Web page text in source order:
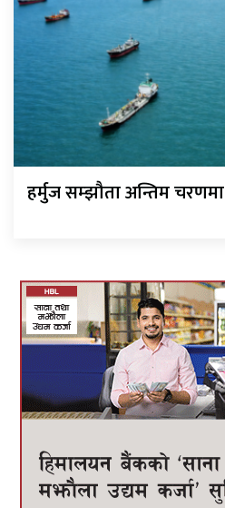
हर्मुज सम्झौता अन्तिम चरणमा